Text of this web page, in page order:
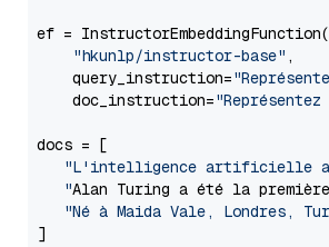
ef = InstructorEmbeddingFunction(
"hkunlp/instructor-base" ,
    query_instruction=
    doc_instruction=
docs = [
"L'intelligence artificielle a
   "
Alan Turing a été la
"Né à Maida Vale, Londres,